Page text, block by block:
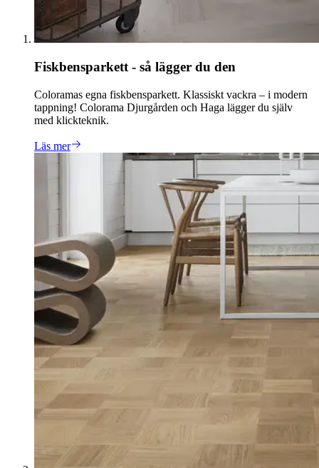
Fiskbensparkett - så lägger du den
Coloramas egna fiskbensparkett. Klassiskt vackra – i modern
tappning! Colorama Djurgården och Haga lägger du själv
med klickteknik.
Läs mer